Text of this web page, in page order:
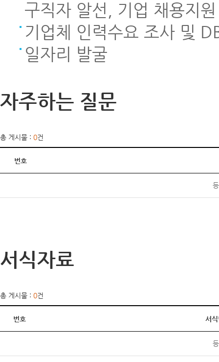
구직자 알선, 기업 채용지
기업체 인력수요 조사 및
일자리 발굴
자주하는 질문
총 게시물 : 0건
번호
서식자료
총 게시물 : 0건
번호 서